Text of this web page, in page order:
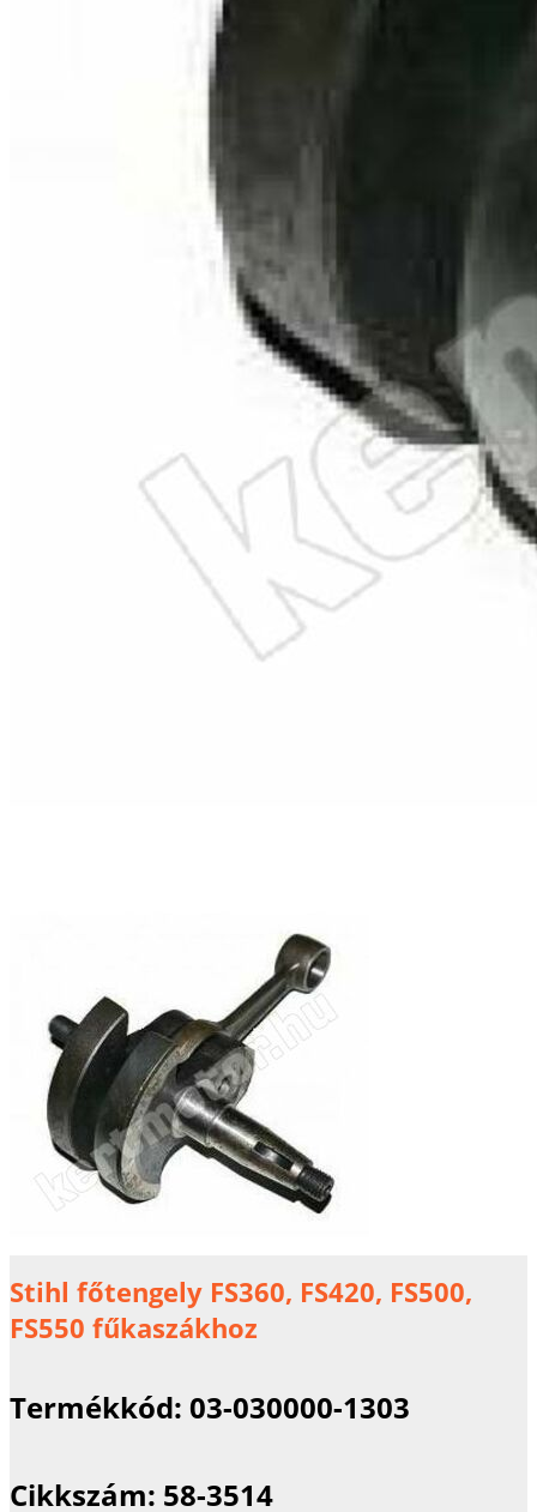
Stihl főtengely FS360, FS420, FS500,
FS550 fűkaszákhoz
Termékkód: 03-030000-1303
Cikkszám: 58-3514